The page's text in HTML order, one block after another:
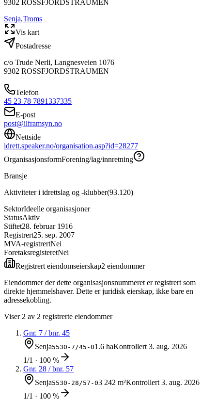
9302 ROSSFJORDSTRAUMEN
Senja,Troms
Vis kart
Postadresse
c/o Trude Nerli, Langnesveien 1076
9302 ROSSFJORDSTRAUMEN
Telefon
45 23 78 7891337335
E-post
post@ilframsyn.no
Nettside
idrett.speaker.no/organisation.asp?id=28277
OrganisasjonsformForening/lag/innretning
Bransje
Aktiviteter i idrettslag og -klubber(93.120)
SektorIdeelle organisasjoner
StatusAktiv
Stiftet28. februar 1916
Registrert25. sep. 2007
MVA-registrertNei
ForetaksregisteretNei
Registrert eiendomseierskap2 eiendommer
Eiendommer der dette organisasjonsnummeret er registrert som
direkte hjemmelshaver. Dette er juridisk eierskap, ikke bare en
adressekobling.
Viser 2 av 2 registrerte eiendommer
Gnr. 7 / bnr. 45
Senja5530-7/45-01.6 haKontrollert 3. aug. 2026
1/1 · 100 %
Gnr. 28 / bnr. 57
Senja5530-28/57-03 242 m²Kontrollert 3. aug. 2026
1/1 · 100 %